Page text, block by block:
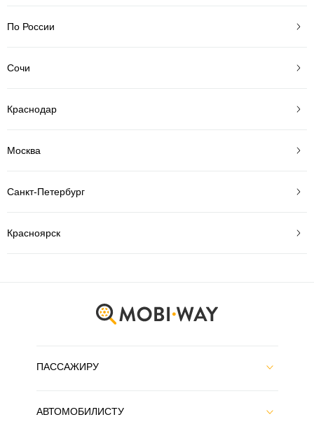
По России
Сочи
Краснодар
Москва
Санкт-Петербург
Красноярск
ПАССАЖИРУ
АВТОМОБИЛИСТУ